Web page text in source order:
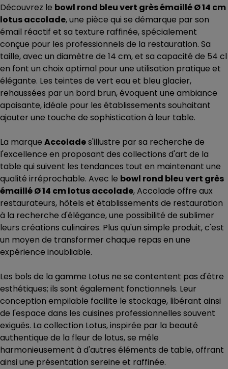
Découvrez le bowl rond bleu vert grès émaillé Ø 14 cm
lotus accolade, une pièce qui se démarque par son
émail réactif et sa texture raffinée, spécialement
conçue pour les professionnels de la restauration. Sa
taille, avec un diamètre de 14 cm, et sa capacité de 54 cl
en font un choix optimal pour une utilisation pratique et
élégante. Les teintes de vert eau et bleu glacier,
rehaussées par un bord brun, évoquent une ambiance
apaisante, idéale pour les établissements souhaitant
ajouter une touche de sophistication à leur table.
La marque Accolades'illustre par sa recherche de
l'excellence en proposant des collections d'art de la
table qui suivent les tendances tout en maintenant une
qualité irréprochable. Avec le bowl rond bleu vert grès
émaillé Ø 14 cm lotus accolade, Accolade offre aux
restaurateurs, hôtels et établissements de restauration
à la recherche d'élégance, une possibilité de sublimer
leurs créations culinaires. Plus qu'un simple produit, c'est
un moyen de transformer chaque repas en une
expérience inoubliable.
Les bols de la gamme Lotus ne se contentent pas d'être
esthétiques; ils sont également fonctionnels. Leur
conception empilable facilite le stockage, libérant ainsi
de l'espace dans les cuisines professionnelles souvent
exiguës. La collection Lotus, inspirée par la beauté
authentique de la fleur de lotus, se mêle
harmonieusement à d'autres éléments de table, offrant
ainsi une présentation sereine et raffinée.